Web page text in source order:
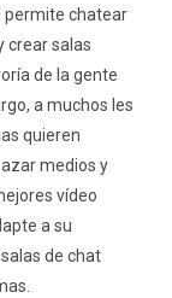
permite chatear
crear salas
de la gente
a muchos les
quieren
medios y
vídeo
a su
de chat